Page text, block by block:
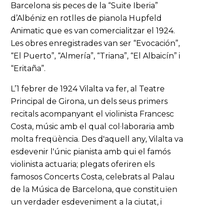
Barcelona sis peces de la “Suite Iberia”
d’Albéniz en rotlles de pianola Hupfeld
Animatic que es van comercialitzar el 1924.
Les obres enregistrades van ser “Evocación”,
“El Puerto”, “Almería”, “Triana”, “El Albaicín” i
“Eritaña”.
L’1 febrer de 1924 Vilalta va fer, al Teatre
Principal de Girona, un dels seus primers
recitals acompanyant el violinista Francesc
Costa, músic amb el qual col·laboraria amb
molta freqüència. Des d'aquell any, Vilalta va
esdevenir l'únic pianista amb qui el famós
violinista actuaria; plegats oferiren els
famosos Concerts Costa, celebrats al Palau
de la Música de Barcelona, que constituïen
un verdader esdeveniment a la ciutat, i